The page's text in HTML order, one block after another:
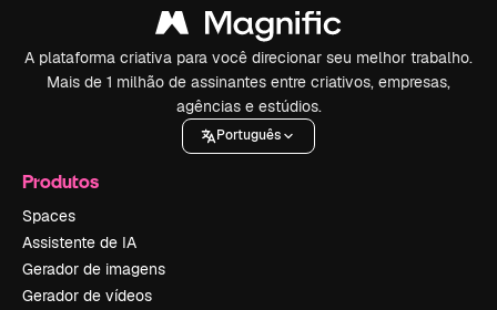
A plataforma criativa para você direcionar seu melhor trabalho.
Mais de 1 milhão de assinantes entre criativos, empresas,
agências e estúdios.
Português
Produtos
Spaces
Assistente de IA
Gerador de imagens
Gerador de vídeos